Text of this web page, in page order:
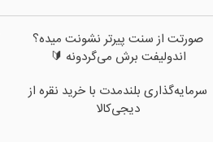
صورتت از سنت پیرتر نشونت میده؟
اندولیفت برش می‌گردونه 🔰
سرمایه‌گذاری بلندمدت با خرید نقره از
دیجی‌کالا